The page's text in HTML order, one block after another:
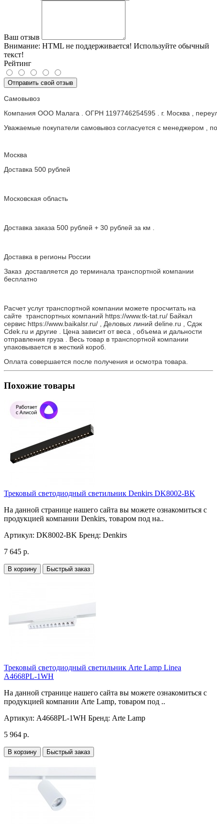
Ваш отзыв
Внимание: HTML не поддерживается! Используйте обычный
текст!
Рейтинг
Отправить свой отзыв
Самовывоз
Компания ООО Малага . ОГРН 1197746254595 . г. Москва ,
Уважаемые покупатели самовывоз согласуется с менеджером ,
Москва
Доставка 500 рублей
Московская область
Доставка заказа 500 рублей + 30 рублей за км .
Доставка в регионы России
Заказ доставляется до терминала транспортной компании
бесплатно
Расчет услуг транспортной компании можете просчитать на
сайте транспортных компаний https://www.tk-tat.ru/ Байкал
сервис https://www.baikalsr.ru/ , Деловых линий deline.ru , Сдэк
Cdek.ru и другие . Цена зависит от веса , объема и дальности
отправления груза . Весь товар в транспортной компании
упаковывается в жесткий короб.
Оплата совершается после получения и осмотра товара.
Похожие товары
Трековый светодиодный светильник Denkirs DK8002-BK
На данной странице нашего сайта вы можете ознакомиться с
продукцией компании Denkirs, товаром под на..
Артикул: DK8002-BK Бренд: Denkirs
7 645 р.
В корзину Быстрый заказ
Трековый светодиодный светильник Arte Lamp Linea
A4668PL-1WH
На данной странице нашего сайта вы можете ознакомиться с
продукцией компании Arte Lamp, товаром под ..
Артикул: A4668PL-1WH Бренд: Arte Lamp
5 964 р.
В корзину Быстрый заказ